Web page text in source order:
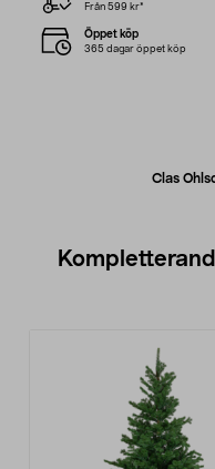
Clas
Från 599 kr*
Öppet köp
365 dagar öppet köp